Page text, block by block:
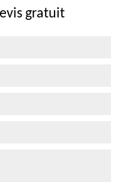
gratuit